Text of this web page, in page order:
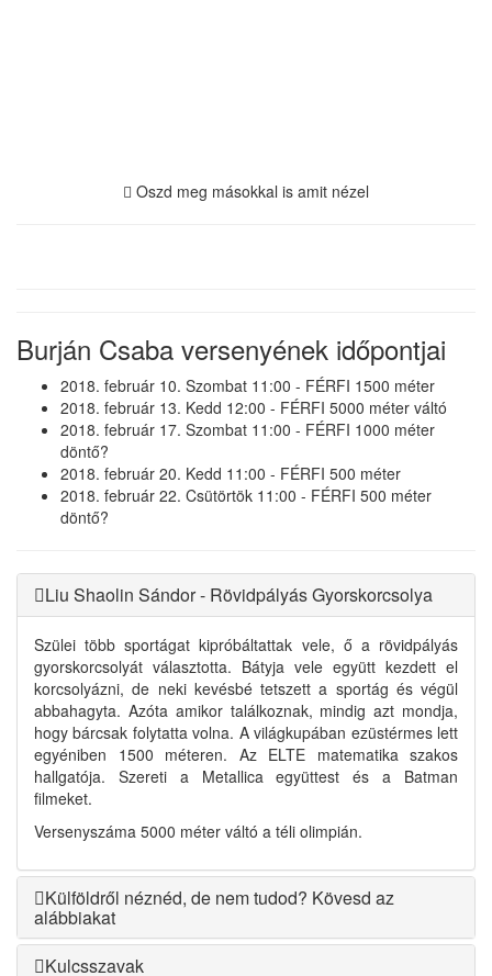
Oszd meg másokkal is amit nézel
Burján Csaba versenyének időpontjai
2018. február 10. Szombat 11:00 - FÉRFI 1500 méter
2018. február 13. Kedd 12:00 - FÉRFI 5000 méter váltó
2018. február 17. Szombat 11:00 - FÉRFI 1000 méter
döntő?
2018. február 20. Kedd 11:00 - FÉRFI 500 méter
2018. február 22. Csütörtök 11:00 - FÉRFI 500 méter
döntő?
Liu Shaolin Sándor - Rövidpályás Gyorskorcsolya
Szülei több sportágat kipróbáltattak vele, ő a rövidpályás
gyorskorcsolyát választotta. Bátyja vele együtt kezdett el
korcsolyázni, de neki kevésbé tetszett a sportág és végül
abbahagyta. Azóta amikor találkoznak, mindig azt mondja,
hogy bárcsak folytatta volna. A világkupában ezüstérmes lett
egyéniben 1500 méteren. Az ELTE matematika szakos
hallgatója. Szereti a Metallica együttest és a Batman
filmeket.
Versenyszáma 5000 méter váltó a téli olimpián.
Külföldről néznéd, de nem tudod? Kövesd az
alábbiakat
Kulcsszavak